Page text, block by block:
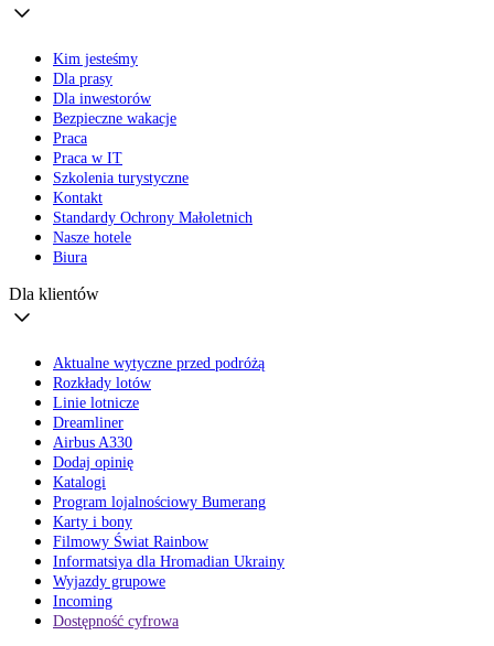
Kim jesteśmy
Dla prasy
Dla inwestorów
Bezpieczne wakacje
Praca
Praca w IT
Szkolenia turystyczne
Kontakt
Standardy Ochrony Małoletnich
Nasze hotele
Biura
Dla klientów
Aktualne wytyczne przed podróżą
Rozkłady lotów
Linie lotnicze
Dreamliner
Airbus A330
Dodaj opinię
Katalogi
Program lojalnościowy Bumerang
Karty i bony
Filmowy Świat Rainbow
Informatsiya dla Hromadian Ukrainy
Wyjazdy grupowe
Incoming
Dostępność cyfrowa